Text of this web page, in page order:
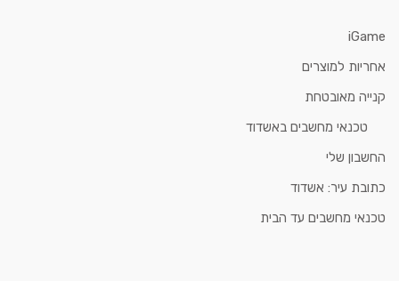
iGame
אחריות למוצרים
קנייה מאובטחת
טכנאי מחשבים באשדוד
החשבון שלי
כתובת עיר: אשדוד
טכנאי מחשבים עד הבית